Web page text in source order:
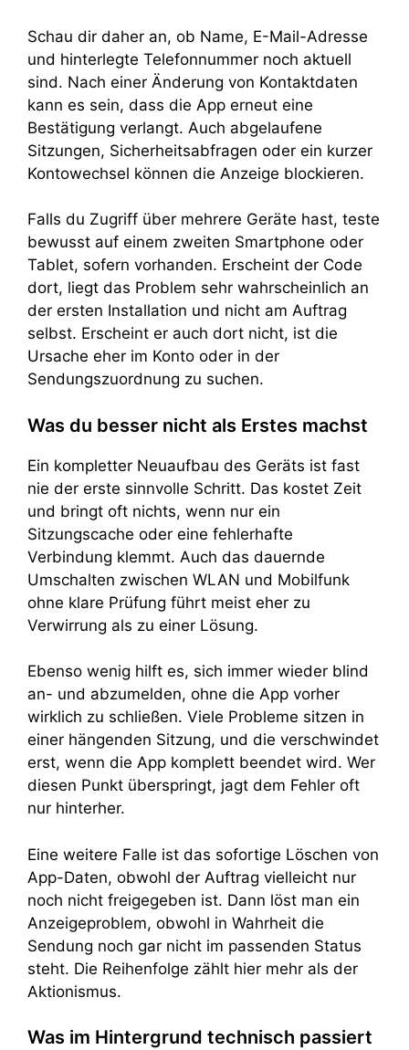
Schau dir daher an, ob Name, E-Mail-Adresse
und hinterlegte Telefonnummer noch aktuell
sind. Nach einer Änderung von Kontaktdaten
kann es sein, dass die App erneut eine
Bestätigung verlangt. Auch abgelaufene
Sitzungen, Sicherheitsabfragen oder ein kurzer
Kontowechsel können die Anzeige blockieren.
Falls du Zugriff über mehrere Geräte hast, teste
bewusst auf einem zweiten Smartphone oder
Tablet, sofern vorhanden. Erscheint der Code
dort, liegt das Problem sehr wahrscheinlich an
der ersten Installation und nicht am Auftrag
selbst. Erscheint er auch dort nicht, ist die
Ursache eher im Konto oder in der
Sendungszuordnung zu suchen.
Was du besser nicht als Erstes machst
Ein kompletter Neuaufbau des Geräts ist fast
nie der erste sinnvolle Schritt. Das kostet Zeit
und bringt oft nichts, wenn nur ein
Sitzungscache oder eine fehlerhafte
Verbindung klemmt. Auch das dauernde
Umschalten zwischen WLAN und Mobilfunk
ohne klare Prüfung führt meist eher zu
Verwirrung als zu einer Lösung.
Ebenso wenig hilft es, sich immer wieder blind
an- und abzumelden, ohne die App vorher
wirklich zu schließen. Viele Probleme sitzen in
einer hängenden Sitzung, und die verschwindet
erst, wenn die App komplett beendet wird. Wer
diesen Punkt überspringt, jagt dem Fehler oft
nur hinterher.
Eine weitere Falle ist das sofortige Löschen von
App-Daten, obwohl der Auftrag vielleicht nur
noch nicht freigegeben ist. Dann löst man ein
Anzeigeproblem, obwohl in Wahrheit die
Sendung noch gar nicht im passenden Status
steht. Die Reihenfolge zählt hier mehr als der
Aktionismus.
Was im Hintergrund technisch passiert